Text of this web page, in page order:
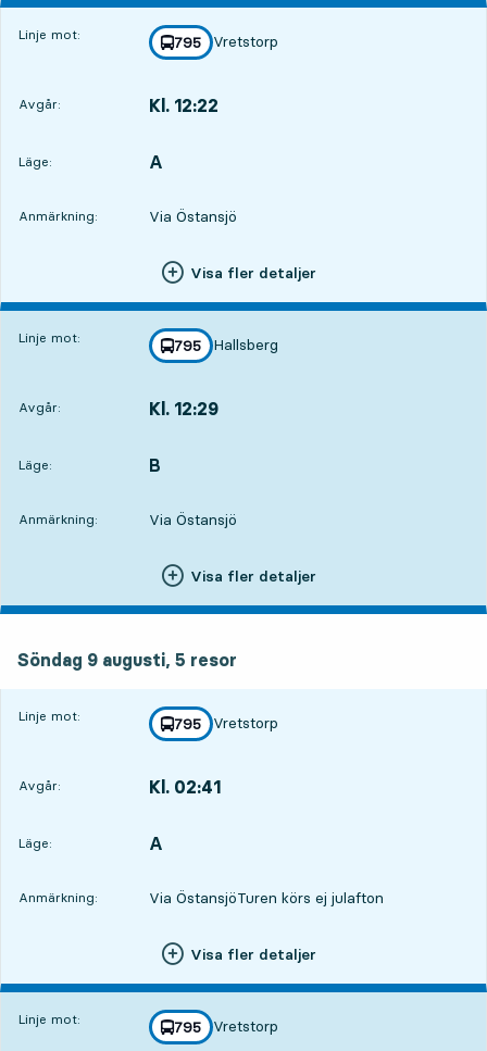
Linje mot: linje
795
mot
Vretstorp
,
Avgår: Kl. 12:22
Läge:
LÄGE, A
,
Anmärkning: Via Östansjö
Visa fler detaljer
Linje mot: linje
795
mot
Hallsberg
,
Avgår: Kl. 12:29
Läge:
LÄGE, B
,
Anmärkning: Via Östansjö
Visa fler detaljer
Söndag 9 augusti, 5 resor
Linje mot: linje
795
mot
Vretstorp
,
Avgår: Kl. 02:41
Läge:
LÄGE, A
,
Anmärkning: Via ÖstansjöTuren körs ej julafton
Visa fler detaljer
Linje mot: linje
795
mot
Vretstorp
,